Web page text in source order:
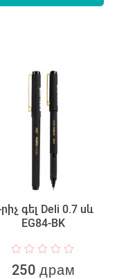
գել Deli 0.7 սև
EG84-BK
250 драм